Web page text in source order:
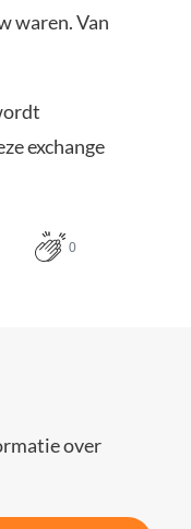
waren. Van
exchange
0
over